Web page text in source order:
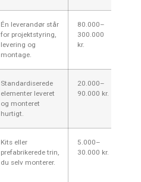
Én leverandør står
for projektstyring,
levering og
montage.
80.000–
300.000
kr.
Standardiserede
elementer leveret
og monteret
hurtigt.
20.000–
90.000 kr.
Kits eller
prefabrikerede trin,
du selv monterer.
5.000–
30.000 kr.